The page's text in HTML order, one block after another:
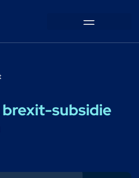
brexit-subsidie